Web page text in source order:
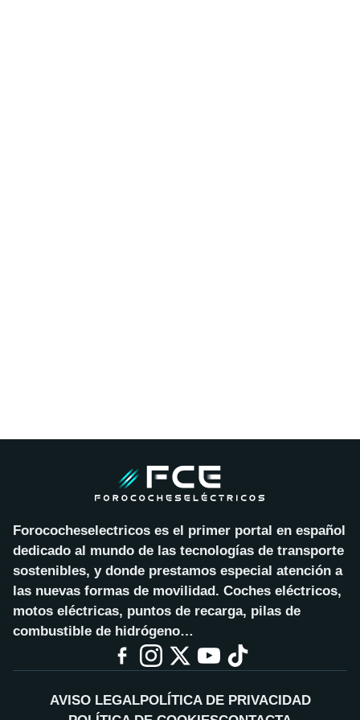
Forococheselectricos es el primer portal en español
dedicado al mundo de las tecnologías de transporte
sostenibles, y donde prestamos especial atención a
las nuevas formas de movilidad. Coches eléctricos,
motos eléctricas, puntos de recarga, pilas de
combustible de hidrógeno…
AVISO LEGALPOLÍTICA DE PRIVACIDAD